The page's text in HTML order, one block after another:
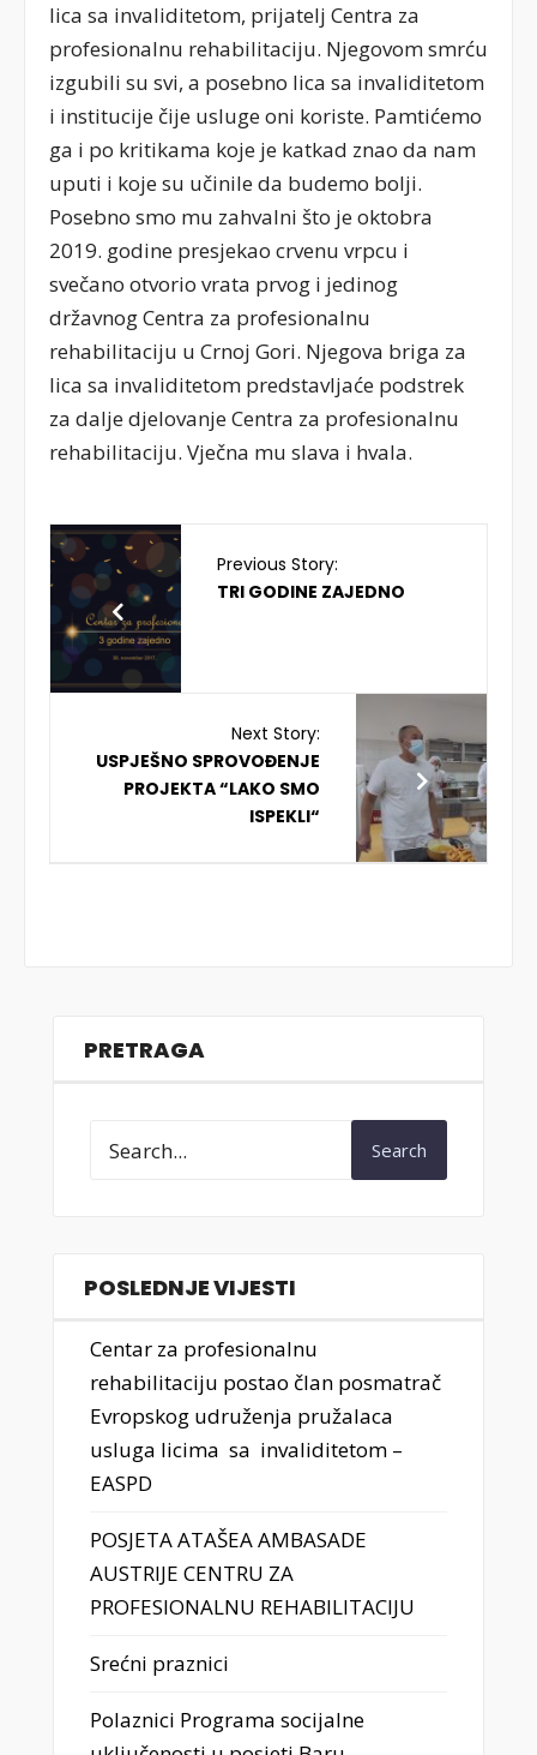
lica sa invaliditetom, prijatelj Centra za
profesionalnu rehabilitaciju. Njegovom smrću
izgubili su svi, a posebno lica sa invaliditetom
i institucije čije usluge oni koriste. Pamtićemo
ga i po kritikama koje je katkad znao da nam
uputi i koje su učinile da budemo bolji.
Posebno smo mu zahvalni što je oktobra
2019. godine presjekao crvenu vrpcu i
svečano otvorio vrata prvog i jedinog
državnog Centra za profesionalnu
rehabilitaciju u Crnoj Gori. Njegova briga za
lica sa invaliditetom predstavljaće podstrek
za dalje djelovanje Centra za profesionalnu
rehabilitaciju. Vječna mu slava i hvala.
Previous Story:
TRI GODINE ZAJEDNO
Next Story:
USPJEŠNO SPROVOĐENJE
PROJEKTA “LAKO SMO
ISPEKLI“
PRETRAGA
Search
POSLEDNJE VIJESTI
Centar za profesionalnu
rehabilitaciju postao član posmatrač
Evropskog udruženja pružalaca
usluga licima sa invaliditetom –
EASPD
POSJETA ATAŠEA AMBASADE
AUSTRIJE CENTRU ZA
PROFESIONALNU REHABILITACIJU
Srećni praznici
Polaznici Programa socijalne